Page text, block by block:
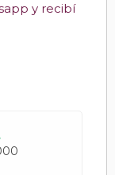
y recibí